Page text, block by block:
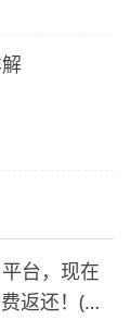
台，现在
返还！(必